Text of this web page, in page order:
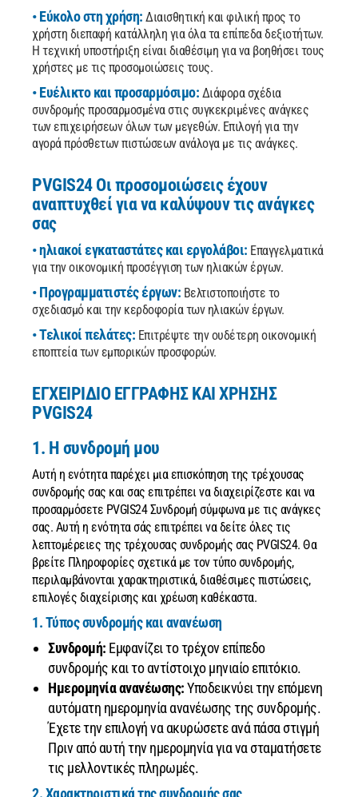
• Εύκολο στη χρήση: Διαισθητική και φιλική προς το
χρήστη διεπαφή κατάλληλη για όλα τα επίπεδα δεξιοτήτων.
Η τεχνική υποστήριξη είναι διαθέσιμη για να βοηθήσει τους
χρήστες με τις προσομοιώσεις τους.
• Ευέλικτο και προσαρμόσιμο: Διάφορα σχέδια
συνδρομής προσαρμοσμένα στις συγκεκριμένες ανάγκες
των επιχειρήσεων όλων των μεγεθών. Επιλογή για την
αγορά πρόσθετων πιστώσεων ανάλογα με τις ανάγκες.
PVGIS24 Οι προσομοιώσεις έχουν
αναπτυχθεί για να καλύψουν τις ανάγκες
σας
• ηλιακοί εγκαταστάτες και εργολάβοι: Επαγγελματικά
για την οικονομική προσέγγιση των ηλιακών έργων.
• Προγραμματιστές έργων: Βελτιστοποιήστε το
σχεδιασμό και την κερδοφορία των ηλιακών έργων.
• Τελικοί πελάτες: Επιτρέψτε την ουδέτερη οικονομική
εποπτεία των εμπορικών προσφορών.
ΕΓΧΕΙΡΊΔΙΟ ΕΓΓΡΑΦΉΣ ΚΑΙ ΧΡΉΣΗΣ
PVGIS24
1. Η συνδρομή μου
Αυτή η ενότητα παρέχει μια επισκόπηση της τρέχουσας
συνδρομής σας και σας επιτρέπει να διαχειρίζεστε και να
προσαρμόσετε PVGIS24 Συνδρομή σύμφωνα με τις ανάγκες
σας. Αυτή η ενότητα σάς επιτρέπει να δείτε όλες τις
λεπτομέρειες της τρέχουσας συνδρομής σας PVGIS24. Θα
βρείτε Πληροφορίες σχετικά με τον τύπο συνδρομής,
περιλαμβάνονται χαρακτηριστικά, διαθέσιμες πιστώσεις,
επιλογές διαχείρισης και χρέωση καθέκαστα.
1. Τύπος συνδρομής και ανανέωση
Συνδρομή: Εμφανίζει το τρέχον επίπεδο
συνδρομής και το αντίστοιχο μηνιαίο επιτόκιο.
Ημερομηνία ανανέωσης:Υποδεικνύει την επόμενη
αυτόματη ημερομηνία ανανέωσης της συνδρομής.
Έχετε την επιλογή να ακυρώσετε ανά πάσα στιγμή
Πριν από αυτή την ημερομηνία για να σταματήσετε
τις μελλοντικές πληρωμές.
2. Χαρακτηριστικά της συνδρομής σας